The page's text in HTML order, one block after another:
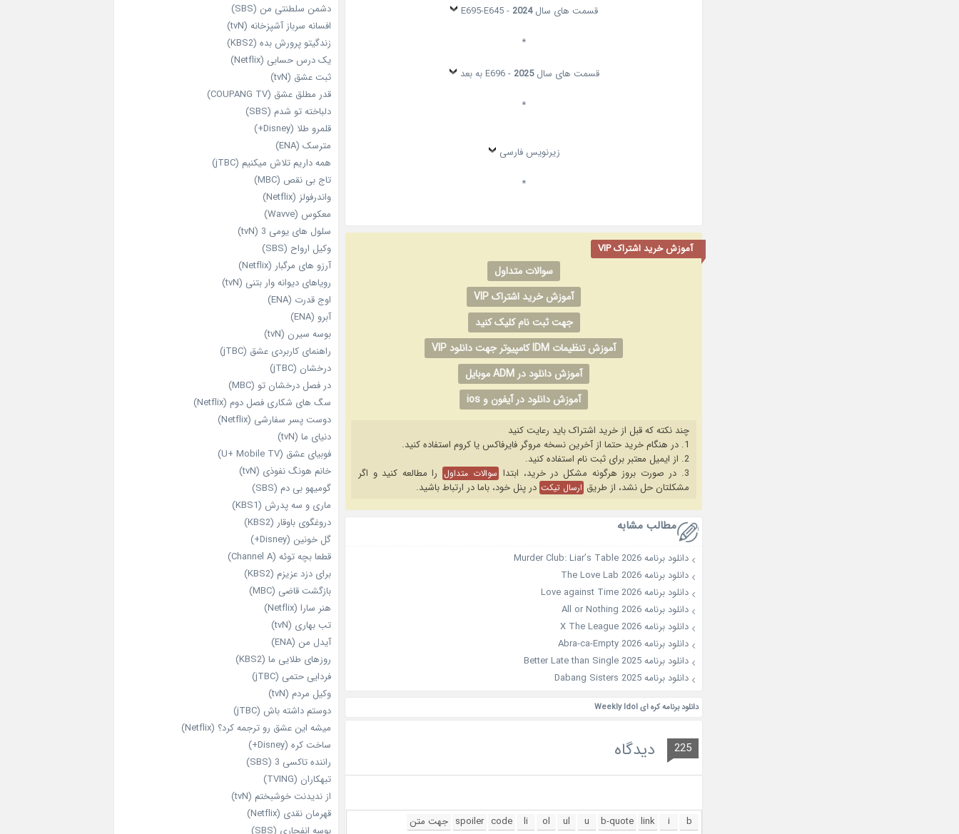
قسمت های سال2024
- E695-E645
*
قسمت های سال2025- E696 به بعد
*
زیرنویس فارسی
*
آموزش خرید اشتراک VIP
سوالات متداول
آموزش خرید اشتراک VIP
جهت ثبت نام کلیک کنید
آموزش تنظیمات IDM کامپیوتر جهت دانلود VIP
آموزش دانلود در ADM موبایل
آموزش دانلود در آیفون و ios
چند نکته که قبل از خرید اشتراک باید رعایت کنید
1. در هنگام خرید حتما از آخرین نسخه مروگر فایرفاکس یا کروم استفاده کنید.
2. از ایمیل معتبر برای ثبت نام استفاده کنید.
3. در صورت بروز هرگونه مشکل در خرید، ابتدا
سوالات متداول را مطالعه کنید و اگر
مشکلتان حل نشد، از طریق ارسال تیکت در پنل خود، باما در ارتباط باشید.
مطالب مشابه
دانلود برنامه Murder Club: Liar’s Table 2026
دانلود برنامه The Love Lab 2026
دانلود برنامه Love against Time 2026
دانلود برنامه All or Nothing 2026
دانلود برنامه X The League 2026
دانلود برنامه Abra-ca-Empty 2026
دانلود برنامه Better Late than Single 2025
دانلود برنامه Dabang Sisters 2025
دانلود برنامه کره ای Weekly Idol
225 دیدگاه
دشمن سلطنتی من (SBS)
افسانه سرباز آشپزخانه (tvN)
زندگیتو پرورش بده (KBS2)
یک درس حسابی (Netflix)
ثبت عشق (tvN)
قدر مطلق عشق (COUPANG TV)
دلباخته تو شدم (SBS)
قلمرو طلا (Disney+)
مترسک (ENA)
همه داریم تلاش میکنیم (jTBC)
تاج بی‌ نقص (MBC)
واندرفولز (Netflix)
معکوس (Wavve)
سلول های یومی 3 (tvN)
وکیل ارواح (SBS)
آرزو های مرگبار (Netflix)
رویاهای دیوانه‌ وار بتنی (tvN)
اوج قدرت (ENA)
آبرو (ENA)
بوسه سیرن (tvN)
راهنمای کاربردی عشق (jTBC)
درخشان (jTBC)
در فصل درخشان تو (MBC)
سگ های شکاری فصل دوم (Netflix)
دوست‌ پسر سفارشی (Netflix)
دنیای ما (tvN)
فوبیای عشق (U+ Mobile TV)
خانم هونگ نفوذی (tvN)
گومیهو بی دم (SBS)
ماری و سه پدرش (KBS1)
دروغگوی باوقار (KBS2)
گل خونین (Disney+)
قطعا بچه توئه (Channel A)
برای دزد عزیزم (KBS2)
بازگشت قاضی (MBC)
هنر سارا (Netflix)
تب بهاری (tvN)
آیدل من (ENA)
روزهای طلایی ما (KBS2)
فردایی حتمی (jTBC)
وکیل مردم (tvN)
دوستم داشته باش (jTBC)
میشه این عشق رو ترجمه کرد؟ (Netflix)
ساخت کره (Disney+)
راننده تاکسی 3 (SBS)
تبهکاران (TVING)
از ندیدنت خوشبختم (tvN)
قهرمان نقدی (Netflix)
بوسه انفجاری (SBS)